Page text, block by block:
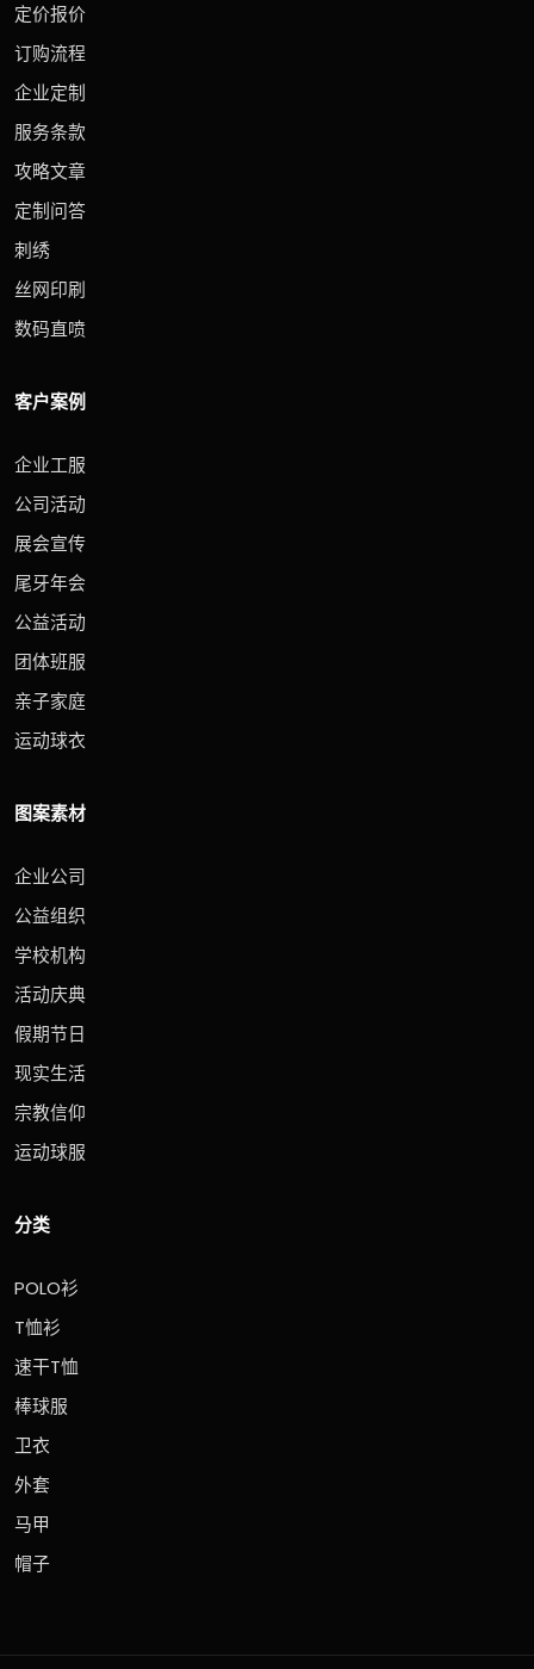
定价报价
订购流程
企业定制
服务条款
攻略文章
定制问答
刺绣
丝网印刷
数码直喷
客户案例
企业工服
公司活动
展会宣传
尾牙年会
公益活动
团体班服
亲子家庭
运动球衣
图案素材
企业公司
公益组织
学校机构
活动庆典
假期节日
现实生活
宗教信仰
运动球服
分类
POLO衫
T恤衫
速干T恤
棒球服
卫衣
外套
马甲
帽子